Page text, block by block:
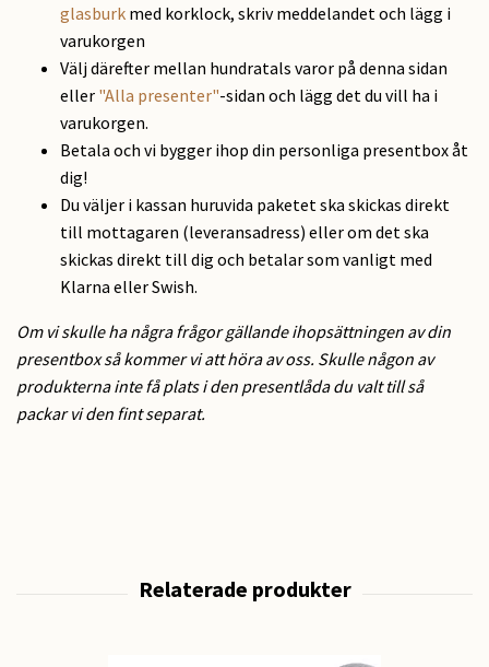
glasburk med korklock, skriv meddelandet och lägg i
varukorgen
Välj därefter mellan hundratals varor på denna sidan
eller "Alla presenter"-sidan och lägg det du vill ha i
varukorgen.
Betala och vi bygger ihop din personliga presentbox åt
dig!
Du väljer i kassan huruvida paketet ska skickas direkt
till mottagaren (leveransadress) eller om det ska
skickas direkt till dig och betalar som vanligt med
Klarna eller Swish.
Om vi skulle ha några frågor gällande ihopsättningen av din
presentbox så kommer vi att höra av oss. Skulle någon av
produkterna inte få plats i den presentlåda du valt till så
packar vi den fint separat.